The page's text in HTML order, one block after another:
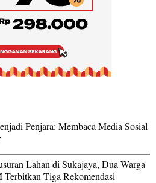
Penjara: Membaca Media Sosial
Lahan di Sukajaya, Dua Warga
Tiga Rekomendasi